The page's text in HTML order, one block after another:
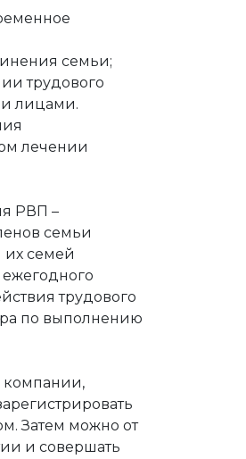
семьи;
трудового
лицами.
лечении
РВП –
семьи
их семей
трудового
по выполнению
компании,
Затем можно от
и совершать